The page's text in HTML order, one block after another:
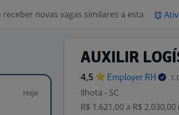
novas vagas similares a esta
Hoje
AUXILIR
4,5 Employer RH
Ilhota - SC
R$ 1.621,00 a R$